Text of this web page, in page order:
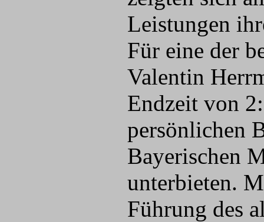
Leistungen
Für eine der
Valentin
Endzeit von
persönlichen
Bayerischen
unterbieten.
Führung des